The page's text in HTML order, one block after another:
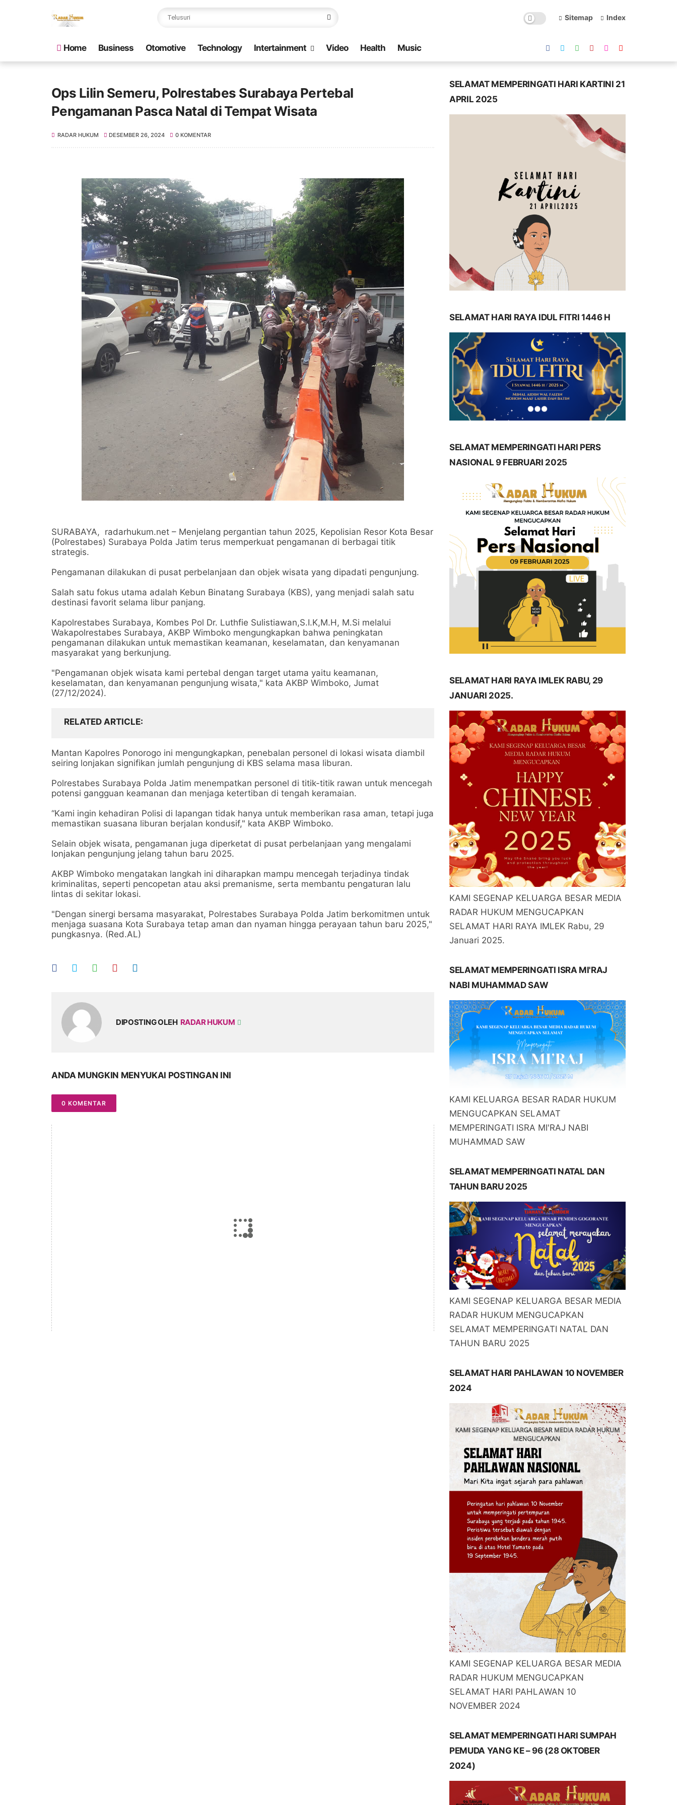
Sitemap Index
Home Business Otomotive Technology Intertainment Video Health Music
Ops Lilin Semeru, Polrestabes Surabaya Pertebal
Pengamanan Pasca Natal di Tempat Wisata
RADAR HUKUM DESEMBER 26, 2024 0 KOMENTAR
SURABAYA, radarhukum.net – Menjelang pergantian tahun 2025, Kepolisian Resor Kota Besar
(Polrestabes) Surabaya Polda Jatim terus memperkuat pengamanan di berbagai titik
strategis.
Pengamanan dilakukan di pusat perbelanjaan dan objek wisata yang dipadati pengunjung.
Salah satu fokus utama adalah Kebun Binatang Surabaya (KBS), yang menjadi salah satu
destinasi favorit selama libur panjang.
Kapolrestabes Surabaya, Kombes Pol Dr. Luthfie Sulistiawan,S.I.K,M.H, M.Si melalui
Wakapolrestabes Surabaya, AKBP Wimboko mengungkapkan bahwa peningkatan
pengamanan dilakukan untuk memastikan keamanan, keselamatan, dan kenyamanan
masyarakat yang berkunjung.
"Pengamanan objek wisata kami pertebal dengan target utama yaitu keamanan,
keselamatan, dan kenyamanan pengunjung wisata," kata AKBP Wimboko, Jumat
(27/12/2024).
RELATED ARTICLE
Mantan Kapolres Ponorogo ini mengungkapkan, penebalan personel di lokasi wisata diambil
seiring lonjakan signifikan jumlah pengunjung di KBS selama masa liburan.
Polrestabes Surabaya Polda Jatim menempatkan personel di titik-titik rawan untuk mencegah
potensi gangguan keamanan dan menjaga ketertiban di tengah keramaian.
“Kami ingin kehadiran Polisi di lapangan tidak hanya untuk memberikan rasa aman, tetapi juga
memastikan suasana liburan berjalan kondusif," kata AKBP Wimboko.
Selain objek wisata, pengamanan juga diperketat di pusat perbelanjaan yang mengalami
lonjakan pengunjung jelang tahun baru 2025.
AKBP Wimboko mengatakan langkah ini diharapkan mampu mencegah terjadinya tindak
kriminalitas, seperti pencopetan atau aksi premanisme, serta membantu pengaturan lalu
lintas di sekitar lokasi.
"Dengan sinergi bersama masyarakat, Polrestabes Surabaya Polda Jatim berkomitmen untuk
menjaga suasana Kota Surabaya tetap aman dan nyaman hingga perayaan tahun baru 2025,"
pungkasnya. (Red.AL)
DIPOSTING OLEH RADAR HUKUM
ANDA MUNGKIN MENYUKAI POSTINGAN INI
0 KOMENTAR
SELAMAT MEMPERINGATI HARI KARTINI 21
APRIL 2025
SELAMAT HARI RAYA IDUL FITRI 1446 H
SELAMAT MEMPERINGATI HARI PERS
NASIONAL 9 FEBRUARI 2025
SELAMAT HARI RAYA IMLEK RABU, 29
JANUARI 2025.
KAMI SEGENAP KELUARGA BESAR MEDIA
RADAR HUKUM MENGUCAPKAN
SELAMAT HARI RAYA IMLEK Rabu, 29
Januari 2025.
SELAMAT MEMPERINGATI ISRA MI'RAJ
NABI MUHAMMAD SAW
KAMI KELUARGA BESAR RADAR HUKUM
MENGUCAPKAN SELAMAT
MEMPERINGATI ISRA MI'RAJ NABI
MUHAMMAD SAW
SELAMAT MEMPERINGATI NATAL DAN
TAHUN BARU 2025
KAMI SEGENAP KELUARGA BESAR MEDIA
RADAR HUKUM MENGUCAPKAN
SELAMAT MEMPERINGATI NATAL DAN
TAHUN BARU 2025
SELAMAT HARI PAHLAWAN 10 NOVEMBER
2024
KAMI SEGENAP KELUARGA BESAR MEDIA
RADAR HUKUM MENGUCAPKAN
SELAMAT HARI PAHLAWAN 10
NOVEMBER 2024
SELAMAT MEMPERINGATI HARI SUMPAH
PEMUDA YANG KE – 96 (28 OKTOBER
2024)